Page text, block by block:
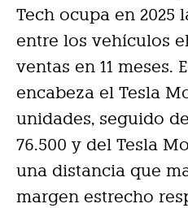
Tech ocupa en 2025
entre los vehículos
ventas en 11 meses.
encabeza el Tesla
unidades, seguido
76.500 y del Tesla
una distancia que
margen estrecho